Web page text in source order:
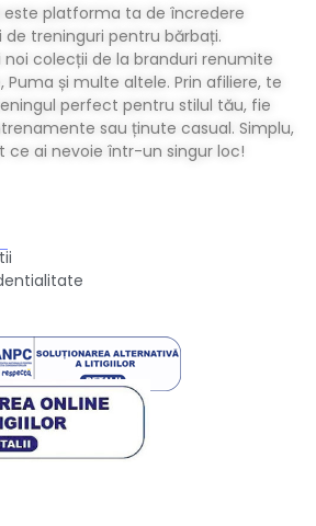
este platforma ta de încredere
treninguri pentru bărbați.
colecții de la branduri renumite
Puma și multe altele. Prin afiliere, te
perfect pentru stilul tău, fie
sau ținute casual. Simplu,
ce ai nevoie într-un singur loc!